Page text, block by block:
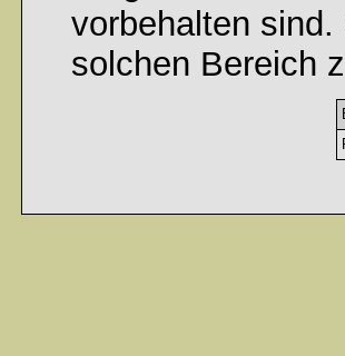
vorbehalten
solchen Bereich